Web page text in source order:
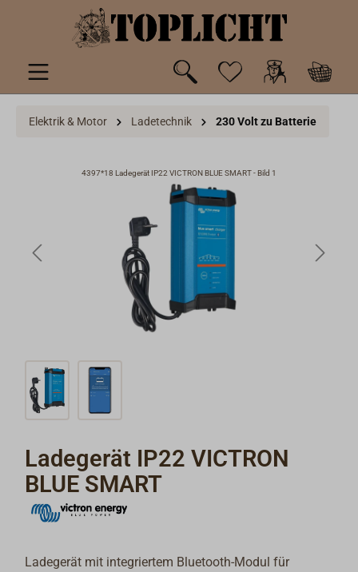
springen
Elektrik & Motor Ladetechnik 230 Volt zu Batterie
4397*18 Ladegerät IP22 VICTRON BLUE SMART - Bild 1
Ladegerät IP22 VICTRON
BLUE SMART
Ladegerät mit integriertem Bluetooth-Modul für